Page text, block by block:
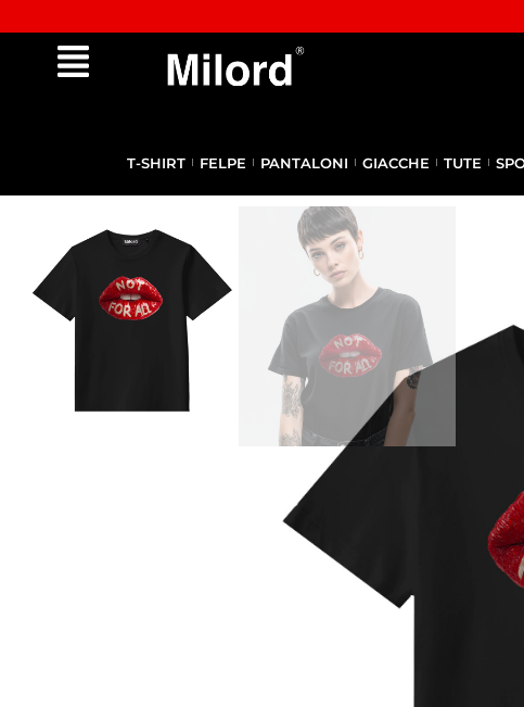
T-SHIRT FELPE PANTALONI GIACCHE TUTE